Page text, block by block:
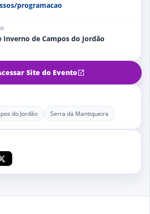
programacao
Inverno de Campos do Jordão
Site do Evento
do Jordão Serra da Mantiqueira